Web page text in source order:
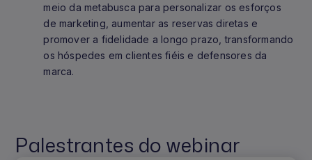
meio da metabusca para personalizar os esforços
de marketing, aumentar as reservas diretas e
promover a fidelidade a longo prazo, transformando
os hóspedes em clientes fiéis e defensores da
marca.
Palestrantes do webinar